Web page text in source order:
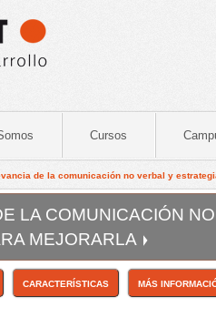
Cursos
de la comunicación no verbal y
LA COMUNICACIÓN
MEJORARLA
CARACTERÍSTICAS MÁS